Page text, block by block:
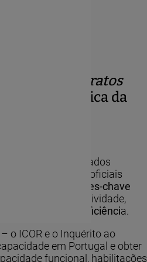
perfis e retratos
da
a análise de dados
e de fontes oficiais
de indicadores-chave
taxa de atividade,
população sem deficiência.
o ICOR e o Inquérito ao
em Portugal e obter
funcional, habilitações